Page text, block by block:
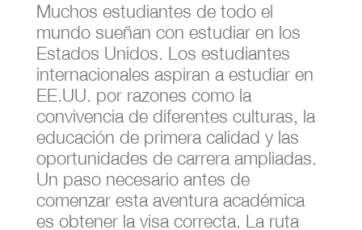
Muchos estudiantes de todo el
mundo sueñan con estudiar en los
Estados Unidos. Los estudiantes
internacionales aspiran a estudiar en
EE.UU. por razones como la
convivencia de diferentes culturas, la
educación de primera calidad y las
oportunidades de carrera ampliadas.
Un paso necesario antes de
comenzar esta aventura académica
es obtener la visa correcta. La ruta